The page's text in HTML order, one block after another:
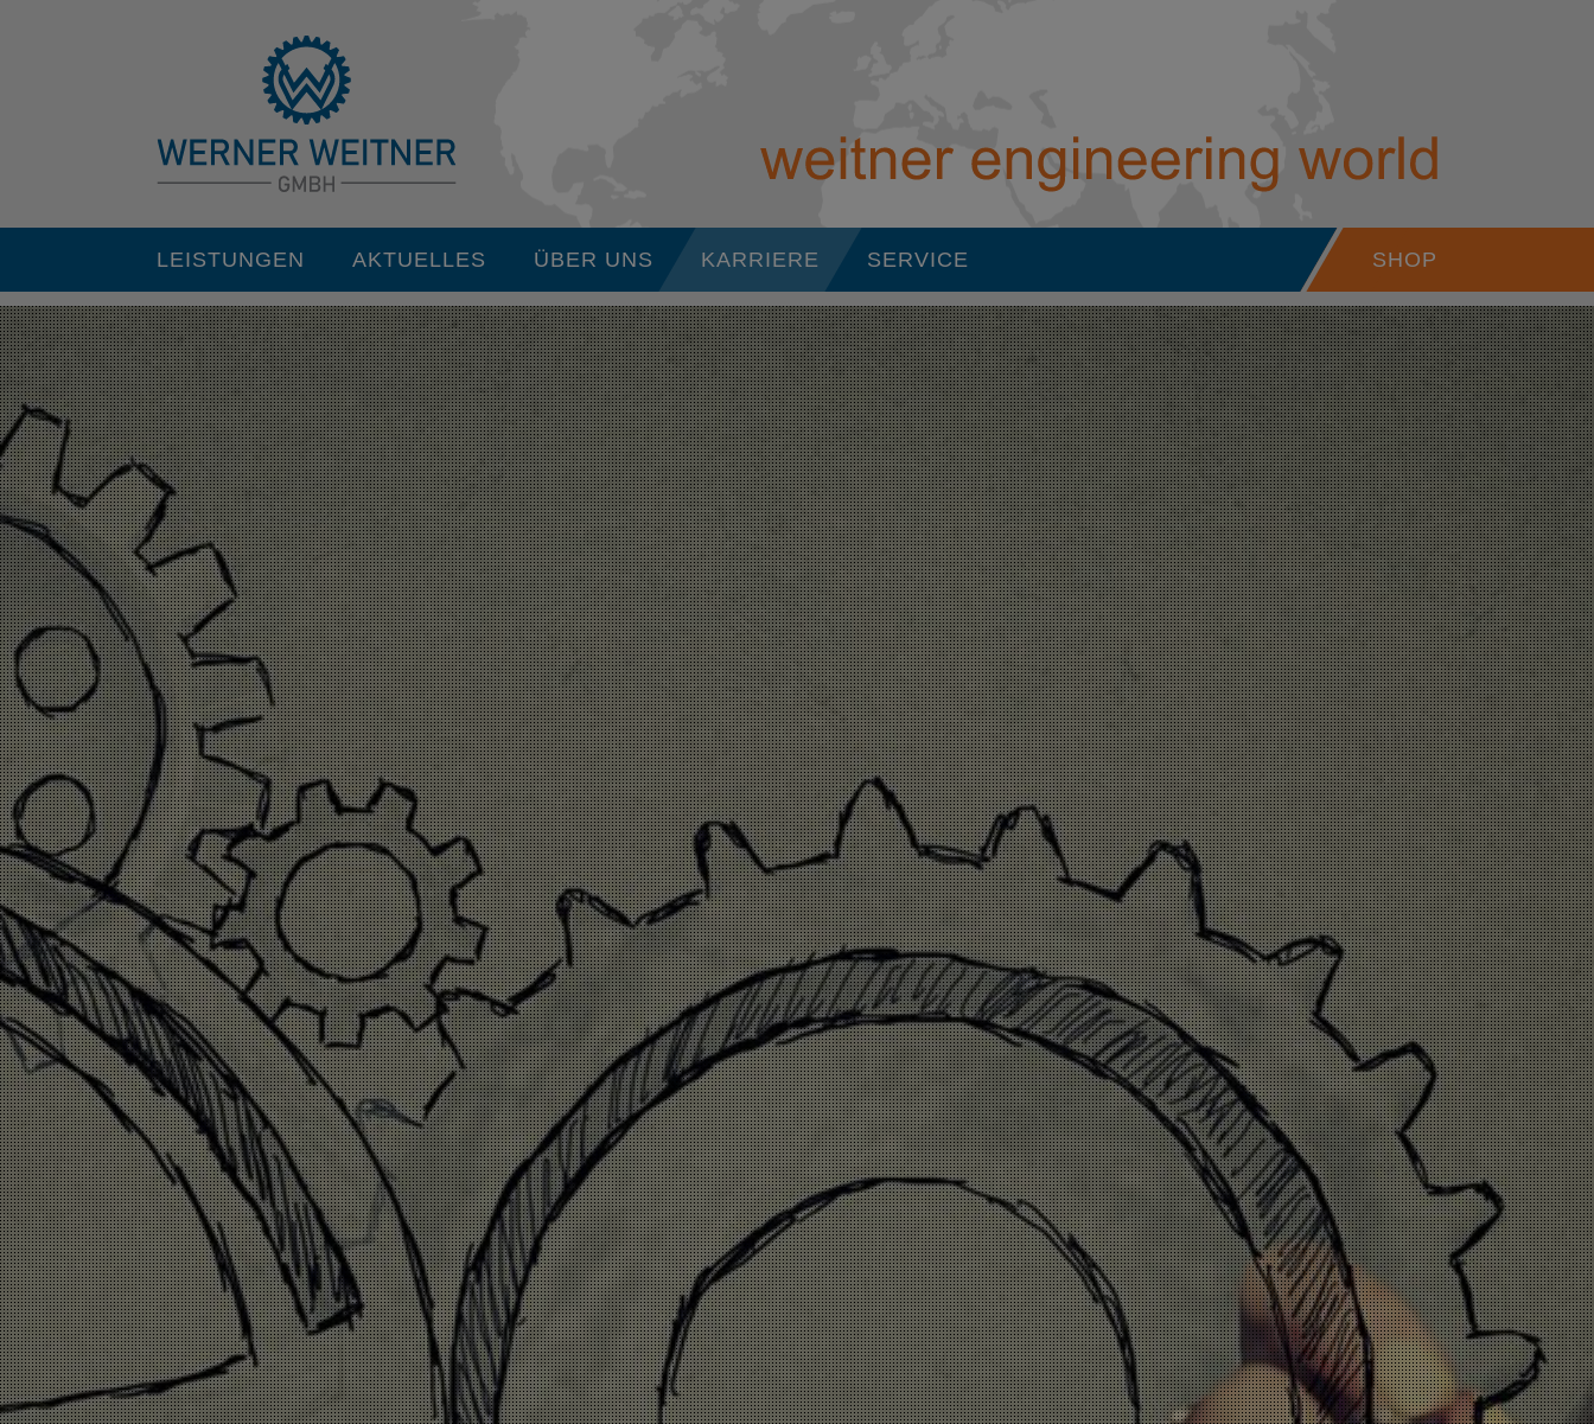
LEISTUNGEN AKTUELLES ÜBER UNS KARRIERE SERVICE SHOP